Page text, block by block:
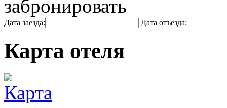
забронировать
Дата заезда: Дата отъезда:
Карта отеля